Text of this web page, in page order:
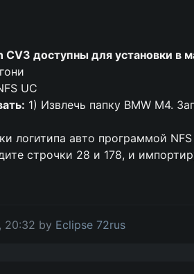
доступны для установки в
UC
1) Извлечь папку BMW M4.
логитипа авто программой
строчки 28 и 178, и
20:32 by Eclipse 72rus